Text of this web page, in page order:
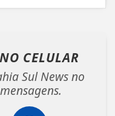
NO CELULAR
Sul News no